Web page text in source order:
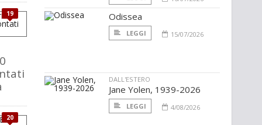
19
20
Odissea
LEGGI 15/07/2026
DALL'ESTERO
Jane Yolen, 1939-2026
LEGGI 4/08/2026